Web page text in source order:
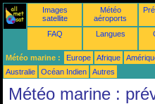
Images
satellite
Météo
aéroports
FAQ Langues
Météo marine : Europe Afrique
Australie
Océan Indien Autres
Météo marine :